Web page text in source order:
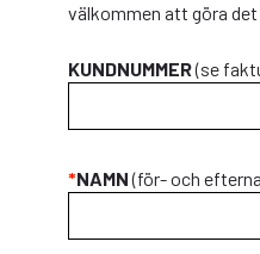
välkommen att göra det
KUNDNUMMER(se
*NAMN(för- och